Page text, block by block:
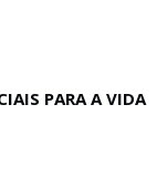
PARA A VIDA